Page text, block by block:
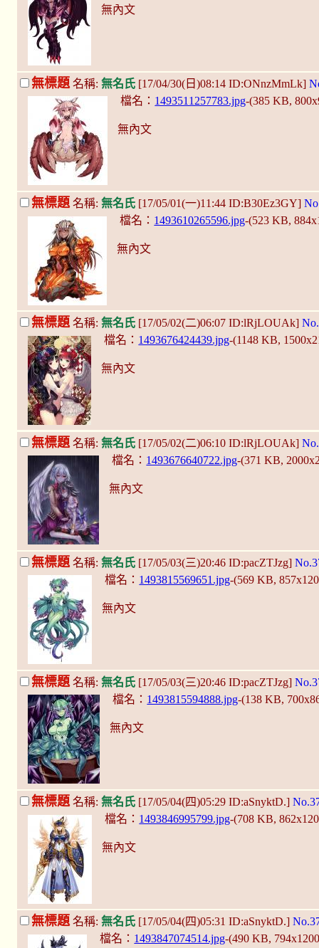
無內文
無標題 名稱: 無名氏 [17/04/30(日)08:14 ID:ONnzMmLk]
檔名： 1493511257783.jpg-(385 KB,
無內文
無標題 名稱: 無名氏 [17/05/01(一)11:44 ID:B30Ez3GY]
檔名： 1493610265596.jpg-(523 KB,
無內文
無標題名稱: 無名氏 [17/05/02(二)06:07 ID:lRjLOUAk]
檔名： 1493676424439.jpg-(1148 KB,
無內文
無標題 名稱: 無名氏 [17/05/02(二)06:10 ID:lRjLOUAk]
檔名： 1493676640722.jpg-(371 KB,
無內文
無標題 名稱: 無名氏 [17/05/03(三)20:46 ID:pacZTJzg]
檔名： 1493815569651.jpg-(569 KB,
無內文
無標題 名稱: 無名氏 [17/05/03(三)20:46 ID:pacZTJzg]
檔名： 1493815594888.jpg-(138 KB,
無內文
無標題 名稱: 無名氏 [17/05/04(四)05:29 ID:aSnyktD.]
檔名： 1493846995799.jpg-(708 KB,
無內文
無標題名稱: 無名氏 [17/05/04(四)05:31 ID:aSnyktD.]
檔名： 1493847074514.jpg-(490 KB,